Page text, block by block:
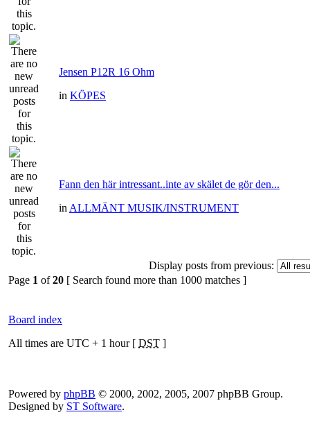
Jensen P12R 16 Ohm
in KÖPES
Fann den här intressant..inte av skälet de gör den...
in ALLMÄNT MUSIK/INSTRUMENT
Display posts from previous:
Page 1 of20 [ Search found more than 1000 matches ]
Board index
All times are UTC + 1 hour [ DST ]
Powered by phpBB © 2000, 2002, 2005, 2007 phpBB Group.
Designed by ST Software.